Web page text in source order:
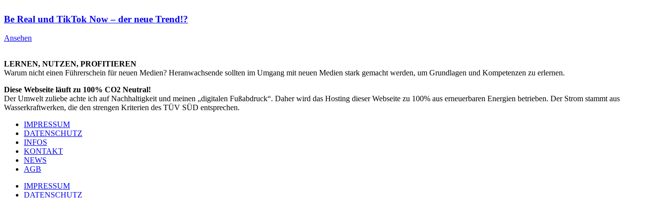
Be Real und TikTok Now – der neue Trend!?
Ansehen
LERNEN, NUTZEN, PROFITIEREN
Warum nicht einen Führerschein für neuen Medien? Heranwachsende sollten im Umgang mit neuen Medien stark gemacht werden, um Grundlagen und Kompetenzen zu erlernen.
Diese Webseite läuft zu 100% CO2 Neutral!
Der Umwelt zuliebe achte ich auf Nachhaltigkeit und meinen „digitalen Fußabdruck“. Daher wird das Hosting dieser Webseite zu 100% aus erneuerbaren Energien betrieben. Der Strom stammt aus
Wasserkraftwerken, die den strengen Kriterien des TÜV SÜD entsprechen.
IMPRESSUM
DATENSCHUTZ
INFOS
KONTAKT
NEWS
AGB
IMPRESSUM
DATENSCHUTZ